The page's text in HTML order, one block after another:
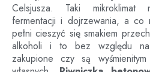
Celsjusza. Taki
fermentacji i dojrzewania, a
pełni cieszyć się smakiem
alkoholi i to bez względu
zakupione czy są